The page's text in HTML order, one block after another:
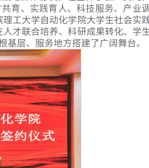
育、实践育人、科技服务、产业调
工大学自动化学院大学生社会实
才联合培养、科研成果转化、学
层、服务地方搭建了广阔舞台。